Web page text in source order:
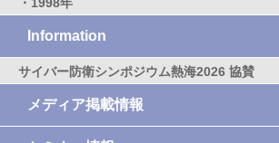
Information
サイバー防衛シンポジウム熱海2026 協賛
メディア掲載情報